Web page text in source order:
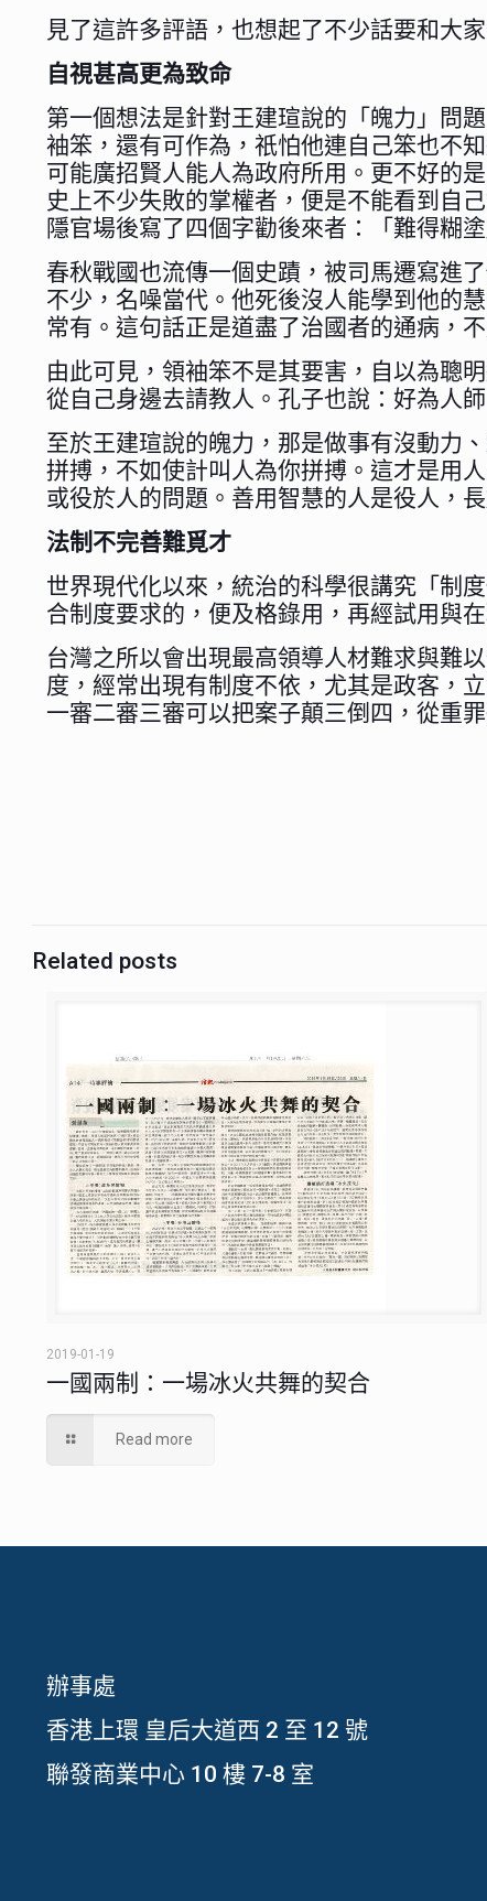
見了這許多評語，也想起了不少話要和大家
自視甚高更為致命
第一個想法是針對王建瑄說的「魄力」問
袖笨，還有可作為，祇怕他連自己笨也不
可能廣招賢人能人為政府所用。更不好的
史上不少失敗的掌權者，便是不能看到自
隱官場後寫了四個字勸後來者：「難得糊
春秋戰國也流傳一個史蹟，被司馬遷寫進
不少，名噪當代。他死後沒人能學到他的
常有。這句話正是道盡了治國者的通病，
由此可見，領袖笨不是其要害，自以為聰
從自己身邊去請教人。孔子也說：好為人
至於王建瑄說的魄力，那是做事有沒動力
拼搏，不如使計叫人為你拼搏。這才是用
或役於人的問題。善用智慧的人是役人，
法制不完善難覓才
世界現代化以來，統治的科學很講究「制
合制度要求的，便及格錄用，再經試用與
台灣之所以會出現最高領導人材難求與難
度，經常出現有制度不依，尤其是政客，
一審二審三審可以把案子顛三倒四，從重
Related posts
2019-01-19
一國兩制：一場冰火共舞的契合
Read more
辦事處
香港上環 皇后大道西 2 至 12 號
聯發商業中心 10 樓 7-8 室